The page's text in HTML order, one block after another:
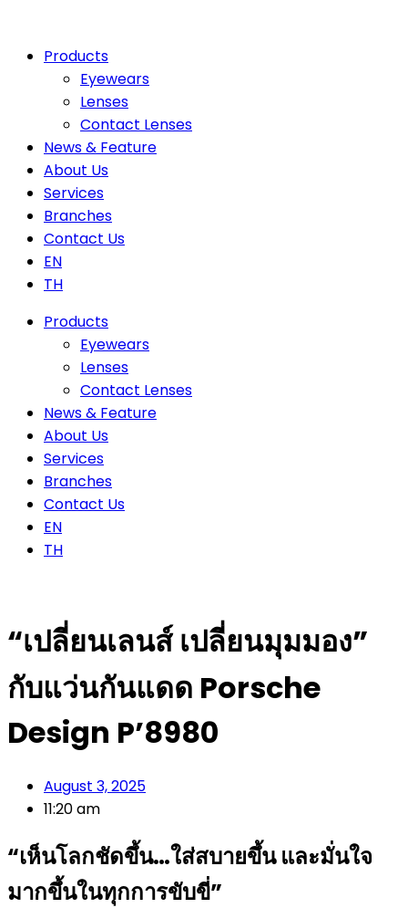
Products
Eyewears
Lenses
Contact Lenses
News & Feature
About Us
Services
Branches
Contact Us
EN
TH
Products
Eyewears
Lenses
Contact Lenses
News & Feature
About Us
Services
Branches
Contact Us
EN
TH
“เปลี่ยนเลนส์ เปลี่ยนมุมมอง”
กับแว่นกันแดด Porsche
Design P’8980
August 3, 2025
11:20 am
“เห็นโลกชัดขึ้น…ใส่สบายขึ้น และมั่นใจ
มากขึ้นในทุกการขับขี่”